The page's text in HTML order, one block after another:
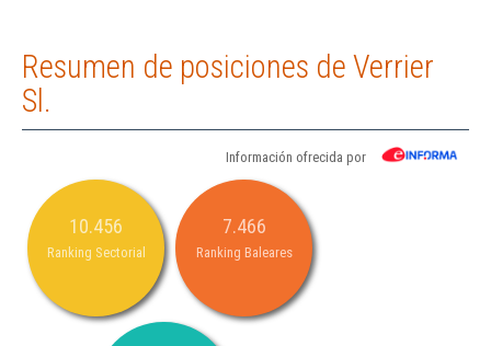
Resumen de posiciones de Verrier
Sl.
Información ofrecida por
10.456
Ranking Sectorial
7.466
Ranking Baleares